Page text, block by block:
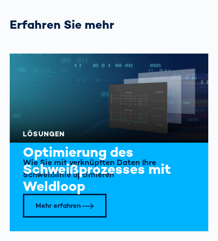
Erfahren Sie mehr
LÖSUNGEN
Optimierung des
Schweißprozesses mit
Weldloop
Wie Sie mit verknüpften Daten Ihre
Schweißlinie optimieren
Mehr erfahren